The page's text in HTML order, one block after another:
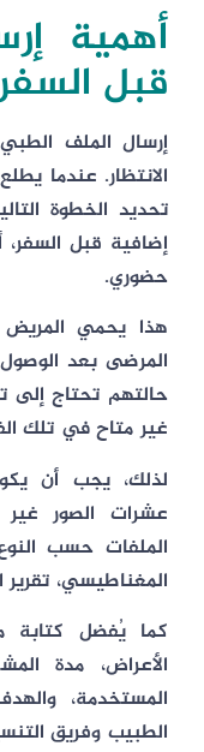
أهمية
قبل
إرسال الملف
الانتظار. عندما
تحديد الخطوة
إضافية قبل
حضوري.
هذا يحمي
المرضى بعد
حالتهم تحتاج إلى
غير متاح في تلك
لذلك، يجب أن
عشرات الصور
الملفات حسب النوع
المغناطيسي، تقرير
كما يُفضل كتابة
الأعراض، مدة
المستخدمة،
الطبيب وفريق